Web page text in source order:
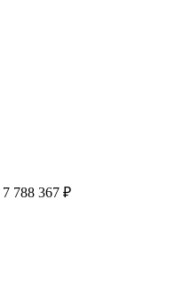
7 788 367 ₽